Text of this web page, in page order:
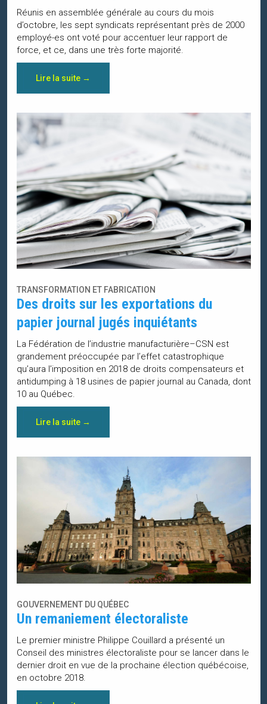
Réunis en assemblée générale au cours du mois
d’octobre, les sept syndicats représentant près de 2000
employé-es ont voté pour accentuer leur rapport de
force, et ce, dans une très forte majorité.
Lire la suite →
TRANSFORMATION ET FABRICATION
Des droits sur les exportations du
papier journal jugés inquiétants
La Fédération de l’industrie manufacturière–CSN est
grandement préoccupée par l’effet catastrophique
qu’aura l’imposition en 2018 de droits compensateurs et
antidumping à 18 usines de papier journal au Canada, dont
10 au Québec.
Lire la suite →
GOUVERNEMENT DU QUÉBEC
Un remaniement électoraliste
Le premier ministre Philippe Couillard a présenté un
Conseil des ministres électoraliste pour se lancer dans le
dernier droit en vue de la prochaine élection québécoise,
en octobre 2018.